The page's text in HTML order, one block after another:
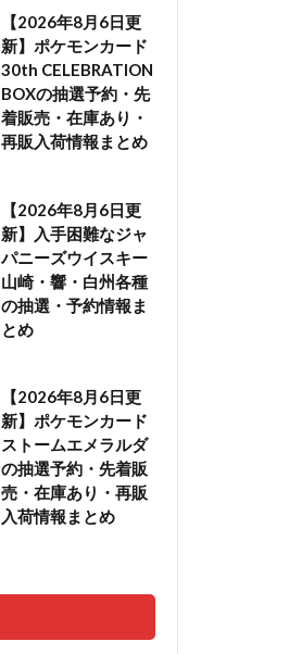
【2026年8月6日更
新】ポケモンカード
30th CELEBRATION
BOXの抽選予約・先
着販売・在庫あり・
再販入荷情報まとめ
【2026年8月6日更
新】入手困難なジャ
パニーズウイスキー
山崎・響・白州各種
の抽選・予約情報ま
とめ
【2026年8月6日更
新】ポケモンカード
ストームエメラルダ
の抽選予約・先着販
売・在庫あり・再販
入荷情報まとめ